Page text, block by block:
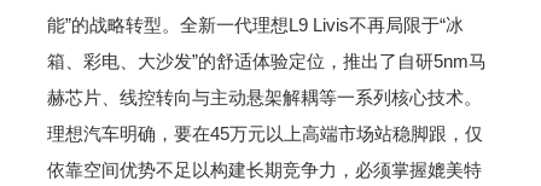
能”的战略转型。全新一代理想L9 Livis不再局限于“冰
箱、彩电、大沙发”的舒适体验定位，推出了自研5nm马
赫芯片、线控转向与主动悬架解耦等一系列核心技术。
理想汽车明确，要在45万元以上高端市场站稳脚跟，仅
依靠空间优势不足以构建长期竞争力，必须掌握媲美特